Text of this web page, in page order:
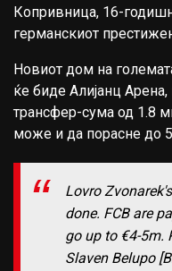
Копривница, 16-
германскиот
Новиот дом на
ќе биде Алијанц Арена,
трансфер-сума од 1.8
може и да порасне до
Lovro
done. FCB are
go up to €4-5m.
Slaven Belupo